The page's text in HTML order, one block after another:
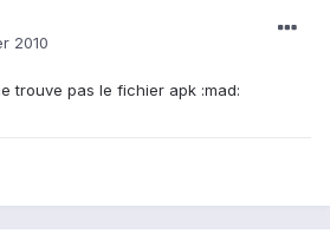
2010
trouve pas le fichier apk :mad: